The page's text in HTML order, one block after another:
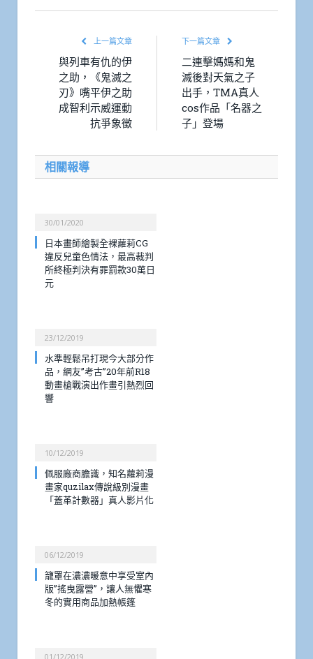
上一篇文章
與列車有仇的伊
之助，《鬼滅之
刃》嘴平伊之助
成智利示威運動
抗爭象徵
下一篇文章
二連擊媽媽和鬼
滅後對天氣之子
出手，TMA真人
cos作品「名器之
子」登場
相關報導
30/01/2020
日本畫師繪製全裸蘿莉CG
違反兒童色情法，最高裁判
所終極判決有罪罰款30萬日
元
23/12/2019
水準輕鬆吊打現今大部分作
品，網友”考古”20年前R18
動畫槍戰演出作畫引熱烈回
響
10/12/2019
佩服廠商膽識，知名蘿莉漫
畫家quzilax傳說級別漫畫
「蓋革計數器」真人影片化
06/12/2019
籠罩在濃濃暖意中享受室內
版”搖曳露營”，讓人無懼寒
冬的實用商品加熱帳篷
01/12/2019